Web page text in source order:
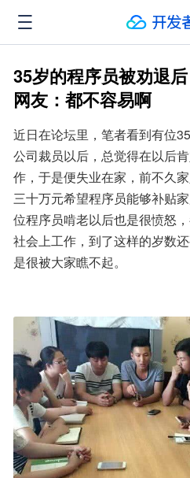
35岁的程序员被劝退
网友：都不容易啊
近日在论坛里，笔者看到有位
公司裁员以后，总觉得在以后
作，于是便失业在家，前不久
三十万元希望程序员能够补贴
位程序员啃老以后也是很愤怒
社会上工作，到了这样的岁数
是很被大家瞧不起。